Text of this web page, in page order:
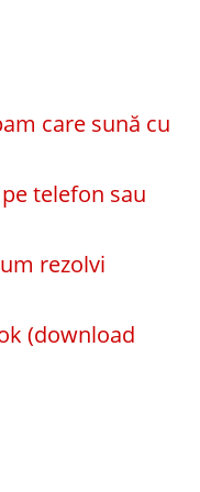
care sună cu
telefon sau
rezolvi
(download